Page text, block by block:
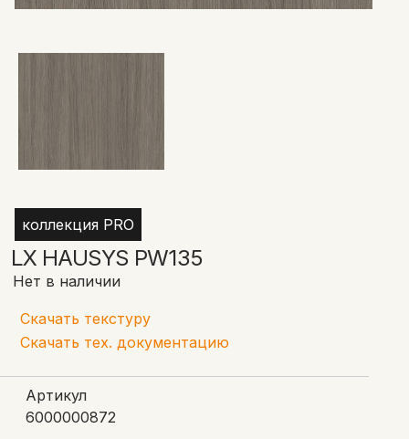
коллекция PRO
LX HAUSYS PW135
Нет в наличии
Скачать текстуру
Скачать тех. документацию
Артикул
6000000872